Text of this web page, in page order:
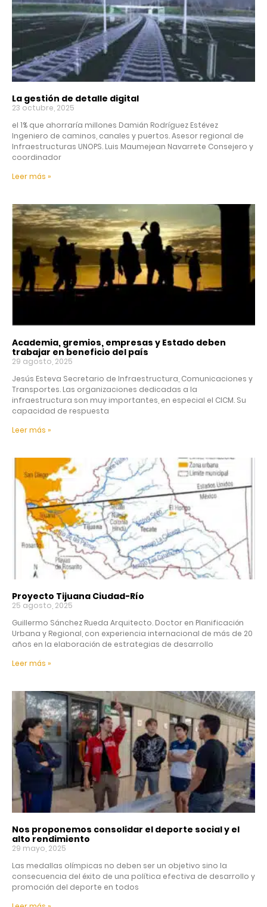
La gestión de detalle digital
23 octubre, 2025
el 1% que ahorraría millones Damián Rodríguez Estévez
Ingeniero de caminos, canales y puertos. Asesor regional de
Infraestructuras UNOPS. Luis Maumejean Navarrete Consejero y
coordinador
Leer más »
Academia, gremios, empresas y Estado deben
trabajar en beneficio del país
29 agosto, 2025
Jesús Esteva Secretario de Infraestructura, Comunicaciones y
Transportes. Las organizaciones dedicadas a la
infraestructura son muy importantes, en especial el CICM. Su
capacidad de respuesta
Leer más »
Proyecto Tijuana Ciudad-Río
25 agosto, 2025
Guillermo Sánchez Rueda Arquitecto. Doctor en Planificación
Urbana y Regional, con experiencia internacional de más de 20
años en la elaboración de estrategias de desarrollo
Leer más »
Nos proponemos consolidar el deporte social y el
alto rendimiento
29 mayo, 2025
Las medallas olímpicas no deben ser un objetivo sino la
consecuencia del éxito de una política efectiva de desarrollo y
promoción del deporte en todos